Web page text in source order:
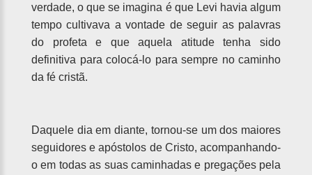
verdade, o que se imagina é que Levi havia algum
tempo cultivava a vontade de seguir as palavras
do profeta e que aquela atitude tenha sido
definitiva para colocá-lo para sempre no caminho
da fé cristã.
Daquele dia em diante, tornou-se um dos maiores
seguidores e apóstolos de Cristo, acompanhando-
o em todas as suas caminhadas e pregações pela